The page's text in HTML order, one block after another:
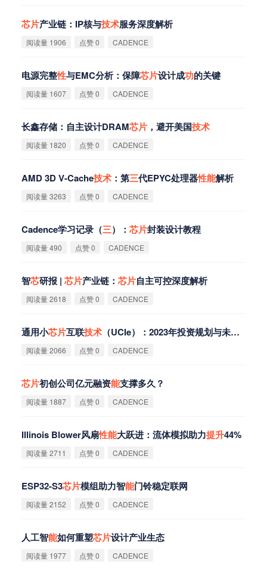
芯片产业链：IP核与技术服务深度解析
阅读量 1906 点赞 0 CADENCE
电源完整性与EMC分析：保障芯片设计成功的关键
阅读量 1607 点赞 0 CADENCE
长鑫存储：自主设计DRAM芯片 ，避开美国技术
阅读量 1820 点赞 0 CADENCE
AMD 3D V-Cache技术 ：第三代EPYC处理器性能解析
阅读量 3263 点赞 0 CADENCE
Cadence学习记录（三）： 芯片封装设计教程
阅读量 490 点赞 0 CADENCE
智芯研报 | 芯片产业链： 芯片自主可控深度解析
阅读量 2618 点赞 0 CADENCE
通用小芯片互联技术 （UCIe）：2023年投资规划与未来建议
阅读量 2066 点赞 0 CADENCE
芯片初创公司亿元融资能支撑多久？
阅读量 1887 点赞 0 CADENCE
Illinois Blower风扇性能大跃进：流体模拟助力提升44%
阅读量 2711 点赞 0 CADENCE
ESP32-S3芯片模组助力智能门铃稳定联网
阅读量 2152 点赞 0 CADENCE
人工智能如何重塑芯片设计产业生态
阅读量 1977 点赞 0 CADENCE